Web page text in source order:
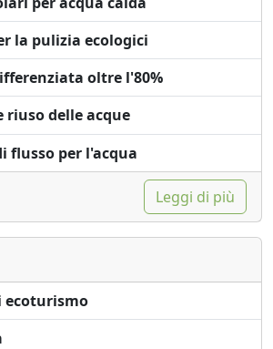
la pulizia ecologici
oltre l'80%
riuso delle acque
per l'acqua
Leggi di più